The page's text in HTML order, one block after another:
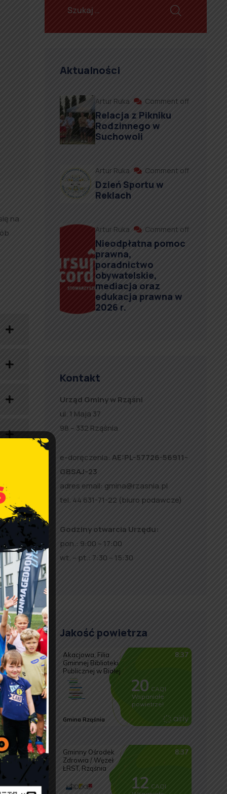
na
zajęć
z
Aktualności
Artur Ruka Comment off
Relacja z Pikniku
Rodzinnego w
Suchowoli
Artur Ruka Comment off
Dzień Sportu w
Reklach
Artur Ruka Comment off
Nieodpłatna pomoc
prawna,
poradnictwo
obywatelskie,
mediacja oraz
edukacja prawna w
2026 r.
Kontakt
Urząd Gminy w Rząśni
ul. 1 Maja 37
98 – 332 Rząśnia
e-doręczenia: AE:PL-57726-56911-
GBSAJ-23
adres email: gmina@rzasnia.pl
tel. 44 631-71-22 (biuro podawcze)
Godziny otwarcia Urzędu:
pon.: 9:00 – 17:00
wt. – pt.: 7:30 – 15:30
Jakość powietrza